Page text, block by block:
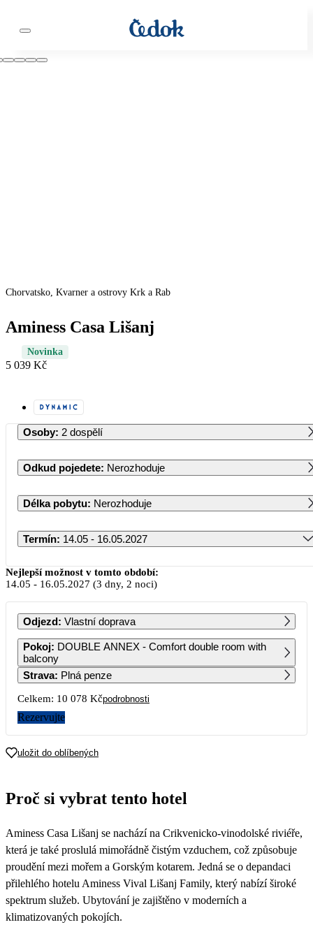
Chorvatsko, Kvarner a ostrovy Krk a Rab
Aminess Casa Lišanj
Novinka
5 039 Kč
Osoby: 2 dospělí
Odkud pojedete: Nerozhoduje
Délka pobytu: Nerozhoduje
Termín: 14.05 - 16.05.2027
Květen 2027
PO ÚT ST ČT PÁ SO NE
1 2
3 4
17
6 119
Nejlepší možnost v tomto období:
14.05 - 16.05.2027 (3 dny, 2 noci)
Odjezd: Vlastní doprava
Pokoj: DOUBLE ANNEX - Comfort double room with
balcony
Strava: Plná penze
Celkem: 10 078 Kčpodrobnosti
Rezervujte
uložit do oblíbených
Proč si vybrat tento hotel
Aminess Casa Lišanj se nachází na Crikvenicko-vinodolské riviéře,
která je také proslulá mimořádně čistým vzduchem, což způsobuje
proudění mezi mořem a Gorským kotarem. Jedná se o depandaci
přilehlého hotelu Aminess Vival Lišanj Family, který nabízí široké
spektrum služeb. Ubytování je zajištěno v moderních a
klimatizovaných pokojích.